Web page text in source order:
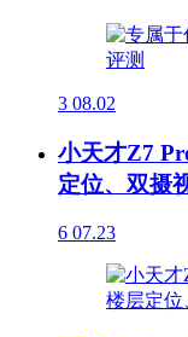
3 08.02
小天才Z7
定位、双摄
6 07.23